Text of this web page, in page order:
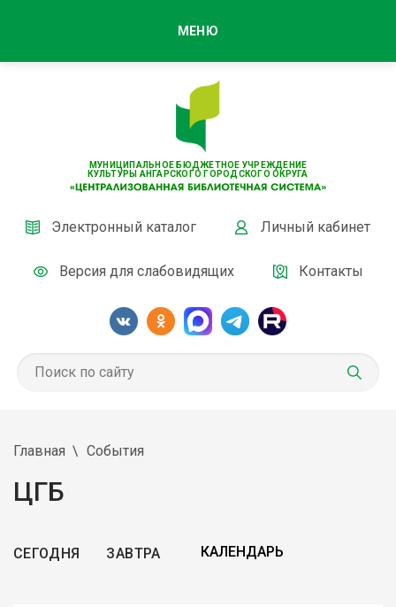
МУНИЦИПАЛЬНОЕ БЮДЖЕТНОЕ УЧРЕЖДЕНИЕ
КУЛЬТУРЫ АНГАРСКОГО ГОРОДСКОГО ОКРУГА
Электронный каталог Личный кабинет
Версия для слабовидящих Контакты
МЕНЮ
Главная События
ЦГБ
СЕГОДНЯ ЗАВТРА